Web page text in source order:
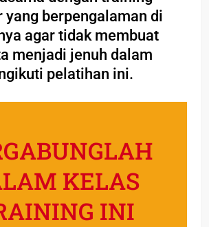
yang berpengalaman di
agar tidak membuat
menjadi jenuh dalam
pelatihan ini.
KELAS
INI